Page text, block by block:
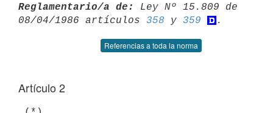
Reglamentario/a de:
Ley Nº 15.809 de
08/04/1986 artículos 358 y 359
Referencias a toda la norma
Artículo 2